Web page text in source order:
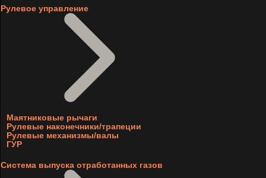
Рулевое управление
Маятниковые рычаги
Рулевые наконечники/трапеции
Рулевые механизмы/валы
ГУР
Система выпуска отработанных газов